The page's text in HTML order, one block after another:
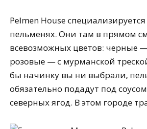
Pelmen House
пельменях. Они там в прямом
всевозможных цветов: черные
розовые — с мурманской
бы начинку вы ни выбрали,
обязательно подадут под
северных ягод. В этом городе